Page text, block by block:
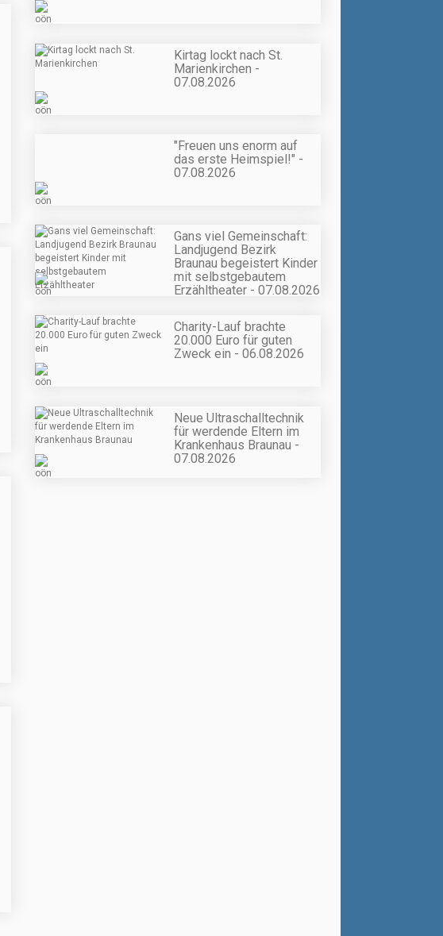
Kirtag lockt nach St.
Marienkirchen -
07.08.2026
"Freuen uns enorm auf
das erste Heimspiel!" -
07.08.2026
Gans viel Gemeinschaft:
Landjugend Bezirk
Braunau begeistert Kinder
mit selbstgebautem
Erzähltheater - 07.08.2026
Charity-Lauf brachte
20.000 Euro für guten
Zweck ein - 06.08.2026
Neue Ultraschalltechnik
für werdende Eltern im
Krankenhaus Braunau -
07.08.2026